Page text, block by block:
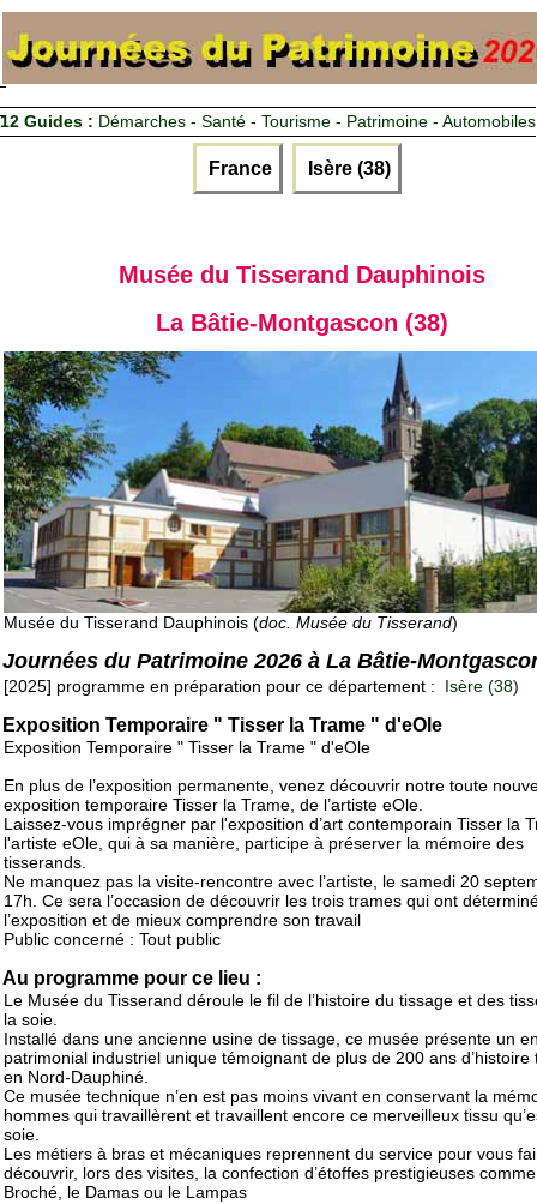
12 Guides : Démarches - Santé - Tourisme - Patrimoine - Automobiles
France Isère (38)
Musée du Tisserand Dauphinois
La Bâtie-Montgascon (38)
Musée du Tisserand Dauphinois (doc. Musée du Tisserand)
Journées du Patrimoine 2026 à La Bâtie-
[2025] programme en préparation pour ce département : Isère (38)
Exposition Temporaire " Tisser la Trame " d'eOle
Exposition Temporaire " Tisser la Trame " d'eOle
En plus de l’exposition permanente, venez découvrir notre toute
exposition temporaire Tisser la Trame, de l’artiste eOle.
Laissez-vous imprégner par l'exposition d’art contemporain Tisser la
l'artiste eOle, qui à sa manière, participe à préserver la mémoire des
tisserands.
Ne manquez pas la visite-rencontre avec l’artiste, le samedi 20
17h. Ce sera l’occasion de découvrir les trois trames qui ont
l’exposition et de mieux comprendre son travail
Public concerné : Tout public
Au programme pour ce lieu :
Le Musée du Tisserand déroule le fil de l’histoire du tissage et des
la soie.
Installé dans une ancienne usine de tissage, ce musée présente un
patrimonial industriel unique témoignant de plus de 200 ans d’histoire
en Nord-Dauphiné.
Ce musée technique n’en est pas moins vivant en conservant la
hommes qui travaillèrent et travaillent encore ce merveilleux tissu
soie.
Les métiers à bras et mécaniques reprennent du service pour vous
découvrir, lors des visites, la confection d’étoffes prestigieuses
Broché, le Damas ou le Lampas